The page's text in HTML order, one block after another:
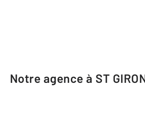
Notre agence à ST